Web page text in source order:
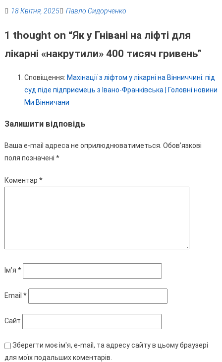
18 Квітня, 2025 Павло Сидорченко
1 thought on “Як у Гнівані на ліфті для
лікарні «накрутили» 400 тисяч гривень”
Сповіщення: Махінації з ліфтом у лікарні на Вінниччині: під
суд піде підприємець з Івано-Франківська | Головні новини
Ми Вінничани
Залишити відповідь
Ваша e-mail адреса не оприлюднюватиметься. Обов’язкові
поля позначені *
Коментар *
Ім'я *
Email *
Сайт
Зберегти моє ім'я, e-mail, та адресу сайту в цьому браузері
для моїх подальших коментарів.